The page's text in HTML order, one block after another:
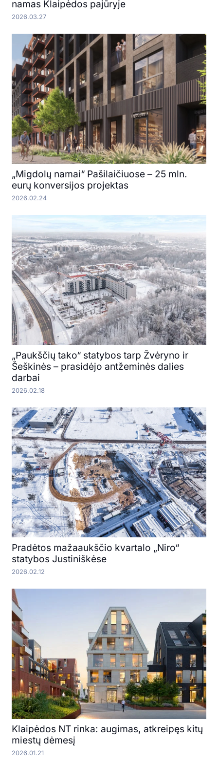
namas Klaipėdos pajūryje
2026.03.27
„Migdolų namai“ Pašilaičiuose – 25 mln.
eurų konversijos projektas
2026.02.24
„Paukščių tako“ statybos tarp Žvėryno ir
Šeškinės – prasidėjo antžeminės dalies
darbai
2026.02.18
Pradėtos mažaaukščio kvartalo „Niro“
statybos Justiniškėse
2026.02.12
Klaipėdos NT rinka: augimas, atkreipęs kitų
miestų dėmesį
2026.01.21